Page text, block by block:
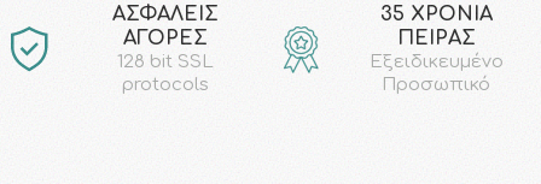
AΣΦΑΛΕΙΣ
ΑΓΟΡΕΣ
128 bit SSL
protocols
35 ΧΡΟΝΙΑ
ΠΕΙΡΑΣ
Εξειδικευμένο
Προσωπικό